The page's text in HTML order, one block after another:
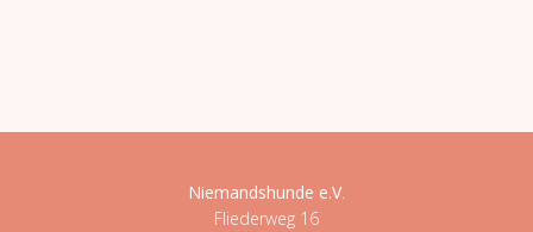
Niemandshunde e.V.
Fliederweg 16